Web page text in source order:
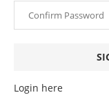
Login here